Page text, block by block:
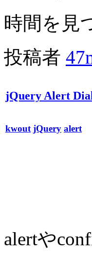
時間を見
投稿者
jQuery Alert
kwout jQuery alert
alertや